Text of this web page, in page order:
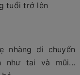
tuổi trở lên
nhàng di chuyển
như tai và mũi...